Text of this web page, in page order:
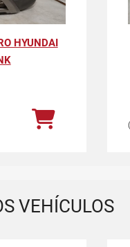
HYUNDAI
VEHÍCULOS